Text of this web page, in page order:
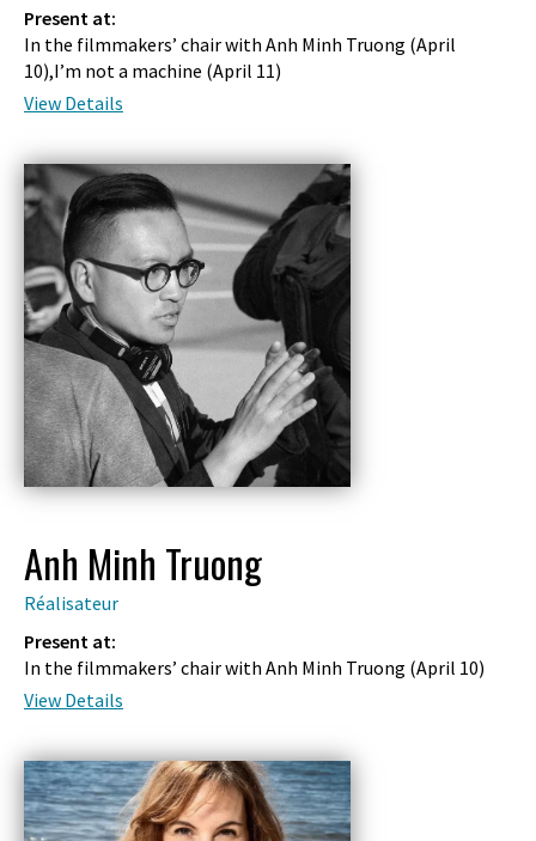
Present at:
In the filmmakers’ chair with Anh Minh Truong (April
10),I’m not a machine (April 11)
View Details
Anh Minh Truong
Réalisateur
Present at:
In the filmmakers’ chair with Anh Minh Truong (April 10)
View Details